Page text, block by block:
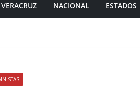
VERACRUZ NACIONAL ESTADOS